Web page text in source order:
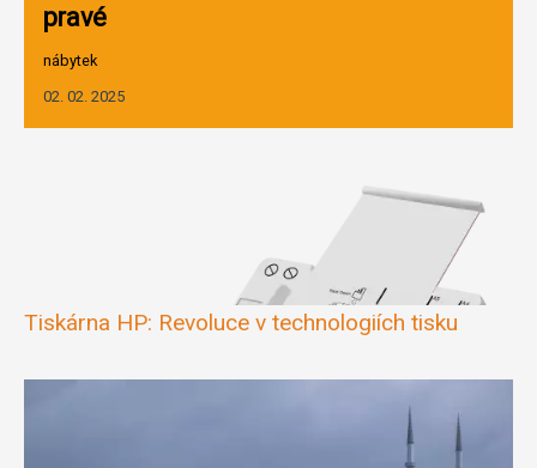
pravé
nábytek
02. 02. 2025
Tiskárna HP: Revoluce v technologiích tisku